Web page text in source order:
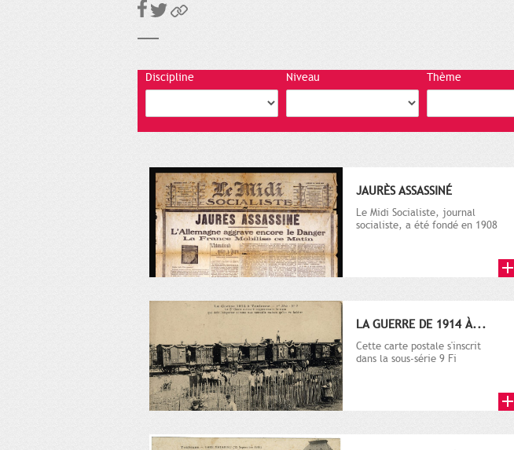
Discipline Niveau Thème
JAURÈS ASSASSINÉ
Le Midi Socialiste, journal
socialiste, a été fondé en 1908
LA GUERRE DE 1914 À...
Cette carte postale s'inscrit
dans la sous-série 9 Fi